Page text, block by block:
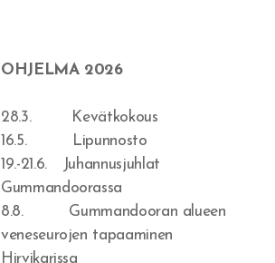
OHJELMA 2026
28.3. Kevätkokous
16.5. Lipunnosto
19.-21.6. Juhannusjuhlat
Gummandoorassa
8.8. Gummandooran alueen
veneseurojen tapaaminen
Hirvikarissa